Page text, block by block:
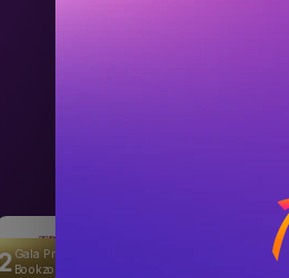
Gala Premilor Literare
Bookzone 2025 #3